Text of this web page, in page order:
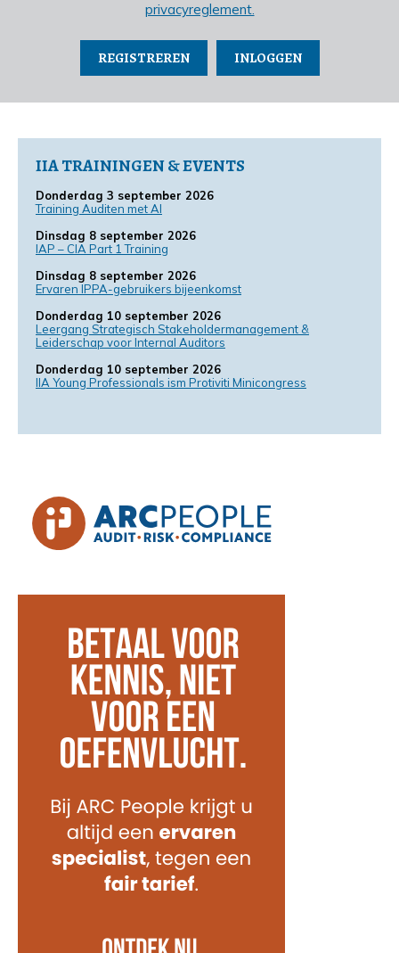
privacyreglement.
REGISTREREN INLOGGEN
IIA TRAININGEN & EVENTS
Donderdag 3 september 2026
Training Auditen met AI
Dinsdag 8 september 2026
IAP – CIA Part 1 Training
Dinsdag 8 september 2026
Ervaren IPPA-gebruikers bijeenkomst
Donderdag 10 september 2026
Leergang Strategisch Stakeholdermanagement &
Leiderschap voor Internal Auditors
Donderdag 10 september 2026
IIA Young Professionals ism Protiviti Minicongress